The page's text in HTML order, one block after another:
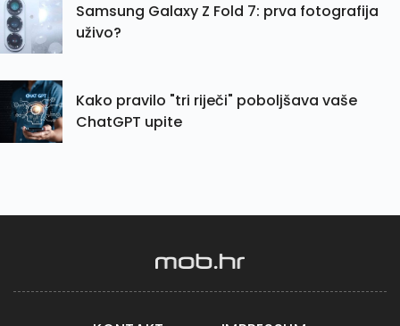
Samsung Galaxy Z Fold 7: prva fotografija
uživo?
Kako pravilo "tri riječi" poboljšava vaše
ChatGPT upite